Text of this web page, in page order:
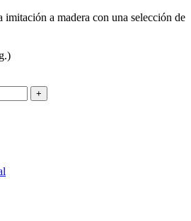
imitación a madera con una selección de